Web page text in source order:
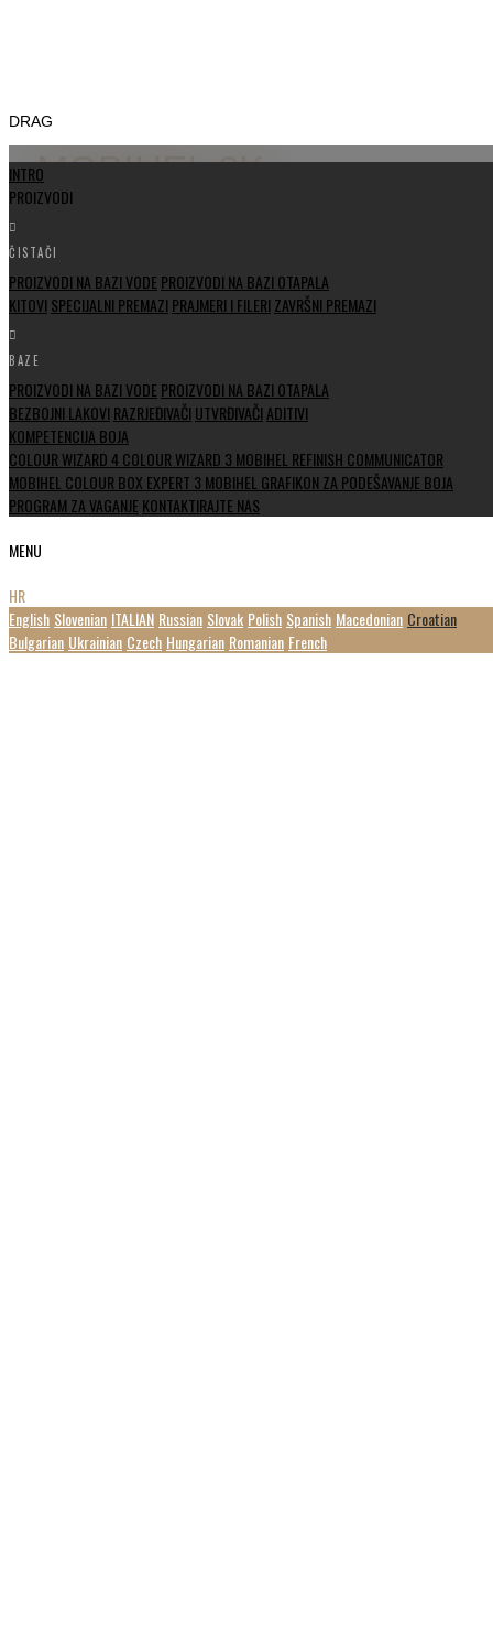
DRAG
INTRO
PROIZVODI
ČISTAČI
PROIZVODI NA BAZI VODE PROIZVODI NA BAZI OTAPALA
KITOVI SPECIJALNI PREMAZI PRAJMERI I FILERI ZAVRŠNI PREMAZI
BAZE
PROIZVODI NA BAZI VODE PROIZVODI NA BAZI OTAPALA
BEZBOJNI LAKOVI RAZRJEĐIVAČI UTVRĐIVAČI ADITIVI
KOMPETENCIJA BOJA
COLOUR WIZARD 4 COLOUR WIZARD 3 MOBIHEL REFINISH COMMUNICATOR
MOBIHEL COLOUR BOX EXPERT 3 MOBIHEL GRAFIKON ZA PODEŠAVANJE BOJA
PROGRAM ZA VAGANJE KONTAKTIRAJTE NAS
MENU
HR
English Slovenian ITALIAN Russian Slovak Polish Spanish Macedonian Croatian
Bulgarian Ukrainian Czech Hungarian Romanian French
MOBIHEL 2K
RAZRJEĐIVAČ 2100